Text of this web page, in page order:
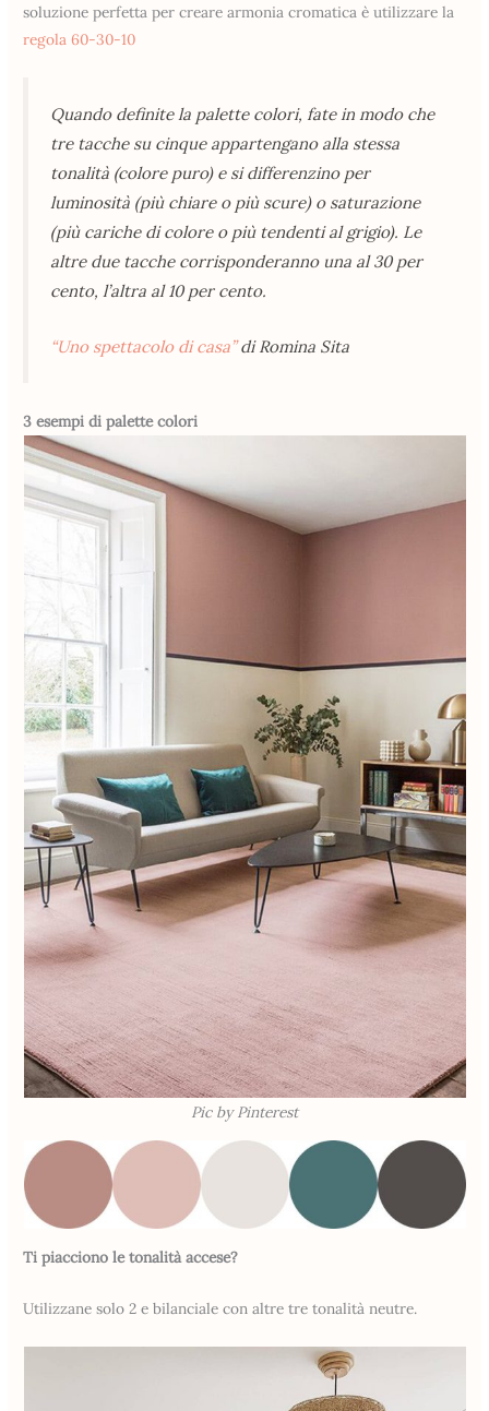
soluzione perfetta per creare armonia cromatica è utilizzare la
regola 60-30-10
Quando definite la palette colori, fate in modo che
tre tacche su cinque appartengano alla stessa
tonalità (colore puro) e si differenzino per
luminosità (più chiare o più scure) o saturazione
(più cariche di colore o più tendenti al grigio). Le
altre due tacche corrisponderanno una al 30 per
cento, l’altra al 10 per cento.
“Uno spettacolo di casa”di Romina Sita
3 esempi di palette colori
Pic by Pinterest
Ti piacciono le tonalità accese?
Utilizzane solo 2 e bilanciale con altre tre tonalità neutre.